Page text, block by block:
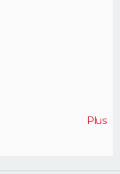
Plus